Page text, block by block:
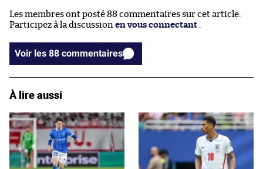
Les membres ont posté 88 commentaires sur cet article.
Participez à la discussion en vous connectant
Voir les 88 commentaires
À lire aussi